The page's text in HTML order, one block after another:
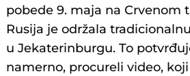
pobede 9. maja na Crvenom
Rusija je održala
u Jekaterinburgu. To
namerno, procureli video,